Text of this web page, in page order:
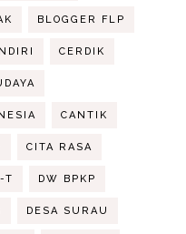
BLOGGER FLP
CERDIK
CANTIK
CITA RASA
T DW BPKP
DESA SURAU